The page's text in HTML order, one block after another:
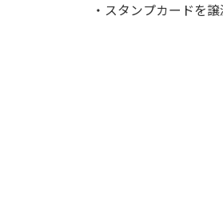
・スタンプカードを